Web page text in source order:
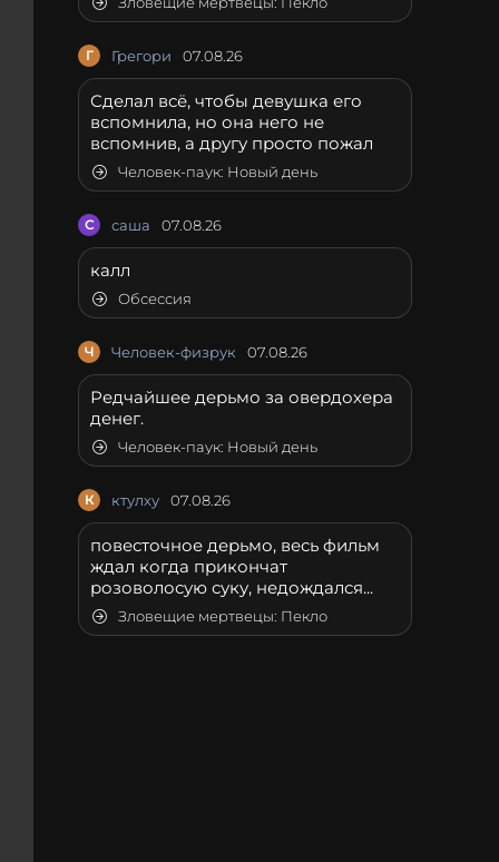
Г Грегори 07.08.26
Сделал всё, чтобы девушка его
вспомнила, но она него не
вспомнив, а другу просто пожал
Человек-паук: Новый день
С саша 07.08.26
калл
Обсессия
Ч Человек-физрук 07.08.26
Редчайшее дерьмо за овердохера
денег.
Человек-паук: Новый день
К ктулху 07.08.26
повесточное дерьмо, весь фильм
ждал когда прикончат
розоволосую суку, недождался...
Зловещие мертвецы: Пекло